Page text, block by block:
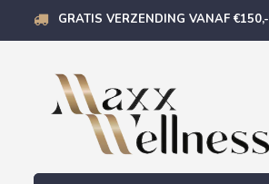
GRATIS VERZENDING VANAF €150,-